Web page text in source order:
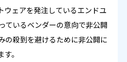
ウェアを発注しているエンドユ
ているベンダーの意向で非公開
の殺到を避けるために非公開に
。